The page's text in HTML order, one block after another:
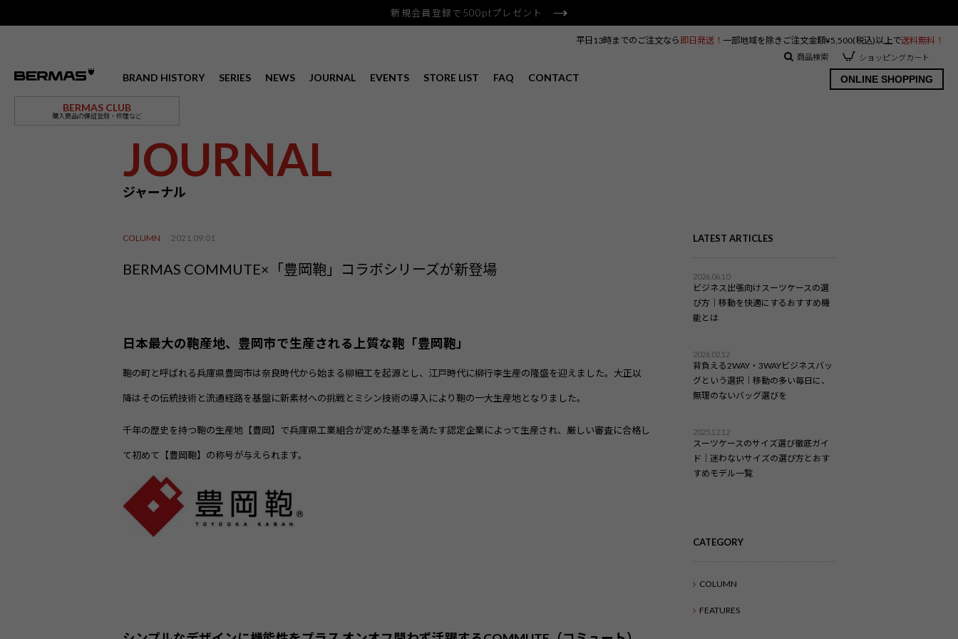
新規会員登録で500ptプレゼント
BRAND HISTORY SERIES NEWS JOURNAL EVENTS STORE LIST FAQ CONTACT
BERMAS CLUB
購入商品の保証登録・修理など
ONLINE SHOPPING
平日13時までのご注文なら 即日発送！ 一部地域を除きご注文金額¥5,500(税込)以上で送料無料！
商品検索 ショッピングカート
JOURNAL
ジャーナル
COLUMN 2021.09.01
BERMAS COMMUTE×「豊岡鞄」コラボシリーズが新登場
日本最大の鞄産地、豊岡市で生産される上質な鞄「豊岡鞄」
鞄の町と呼ばれる兵庫県豊岡市は奈良時代から始まる柳細工を起源とし、江戸時代に柳行李生産の隆盛を迎えました。大正以
降はその伝統技術と流通経路を基盤に新素材への挑戦とミシン技術の導入により鞄の一大生産地となりました。
千年の歴史を持つ鞄の生産地【豊岡】で兵庫県工業組合が定めた基準を満たす認定企業によって生産され、厳しい審査に合格し
て初めて【豊岡鞄】の称号が与えられます。
LATEST ARTICLES
ビジネス出張向けスーツケースの選
び方｜移動を快適にするおすすめ機
能とは
2026.06.10
背負える2WAY・3WAYビジネスバッ
グという選択｜移動の多い毎日に、
無理のないバッグ選びを
2026.02.12
スーツケースのサイズ選び徹底ガイ
ド｜迷わないサイズの選び方とおす
すめモデル一覧
2025.12.12
CATEGORY
COLUMN
FEATURES